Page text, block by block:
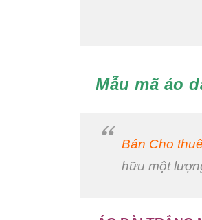
Mẫu mã áo
Bán Cho
hữu một